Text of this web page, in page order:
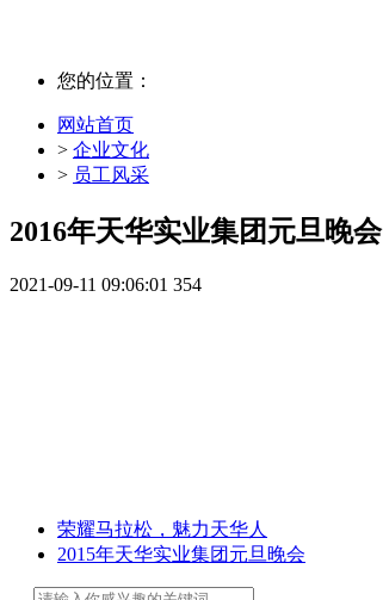
您的位置：
网站首页
> 企业文化
> 员工风采
2016年天华实业集团元旦晚会
2021-09-11 09:06:01 354
荣耀马拉松，魅力天华人
2015年天华实业集团元旦晚会